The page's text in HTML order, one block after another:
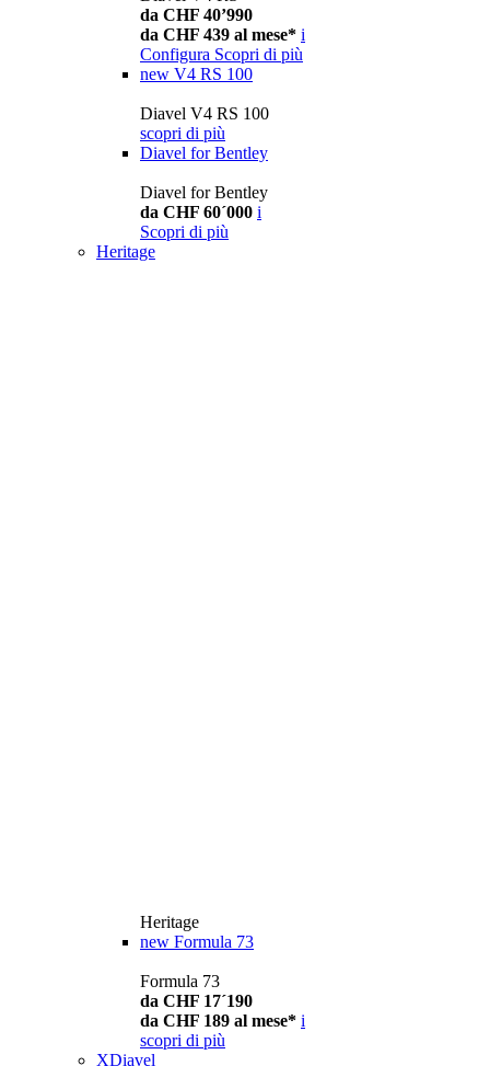
da CHF 40’990
da CHF 439 al mese* i
Configura Scopri di più
new V4 RS 100
Diavel V4 RS 100
scopri di più
Diavel for Bentley
Diavel for Bentley
da CHF 60´000 i
Scopri di più
Heritage
Heritage
new Formula 73
Formula 73
da CHF 17´190
da CHF 189 al mese* i
scopri di più
XDiavel